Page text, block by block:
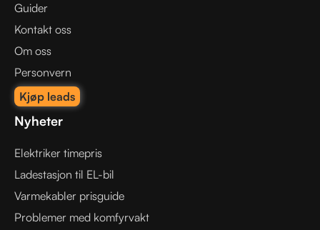
Guider
Kontakt oss
Om oss
Personvern
Kjøp leads
Nyheter
Elektriker timepris
Ladestasjon til EL-bil
Varmekabler prisguide
Problemer med komfyrvakt